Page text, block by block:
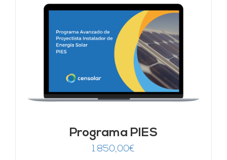
Programa PIES
1.850,00€